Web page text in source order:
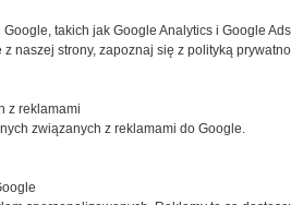
one zamieszczane w Twoim
W każdym momencie możesz
przeglądarki dotyczących
się z naszą
o cookies
Google, takich jak Google Analytics i Google
naszej strony, zapoznaj się z polityką
z reklamami
związanych z reklamami do Google.